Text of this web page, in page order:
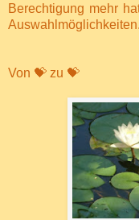
Berechtigung mehr
Auswahlmöglichkeiten.
Von 💝 zu 💝